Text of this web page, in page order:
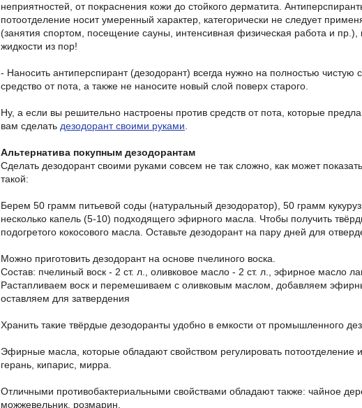
неприятностей, от покраснения кожи до стойкого дерматита.
потоотделение носит умеренный характер, категорически не следует
(занятия спортом, посещение сауны, интенсивная физическая работа и
жидкости из пор!
- Наносить антиперспирант (дезодорант) всегда нужно на полностью
средство от пота, а также не наносите новый слой поверх старого.
Ну, а если вы решительно настроены против средств от пота, которые
вам сделать дезодорант своими руками
Альтернатива покупным дезодорантам
Сделать дезодорант своими руками совсем не так сложно, как может
такой:
Берем 50 грамм питьевой соды (натуральный дезодоратор), 50 грамм
несколько капель (5-10) подходящего эфирного масла. Чтобы получить
подогретого кокосового масла. Оставьте дезодорант на пару дней для
Можно приготовить дезодорант на основе пчелиного воска.
Состав: пчелиный воск - 2 ст. л., оливковое масло - 2 ст. л., эфирное масло
Растапливаем воск и перемешиваем с оливковым маслом, добавляем
оставляем для затвердения
Хранить такие твёрдые дезодоранты удобно в емкости от промышленного
Эфирные масла, которые обладают свойством регулировать потоотделение
герань, кипарис, мирра.
Отличными противобактериальными свойствами обладают также: чайное
можжевельник, розмарин.